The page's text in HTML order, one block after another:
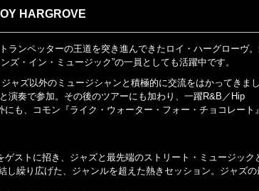
HARGROVE
ランペッターの王道を突き進んできたロイ・ハーグローヴ
・イン・ミュージック”の一員としても活躍中です。
ャズ以外のミュージシャンと積極的に交流をはかってきまし
演奏で参加。その後のツアーにも加わり、一躍R&B／Hip
も、コモン『ライク・ウォーター・フォー・チョコレート
ストに招き、ジャズと最先端のストリート・ミュージック
繰り広げた、ジャンルを超えた熱きセッション。ジャズ